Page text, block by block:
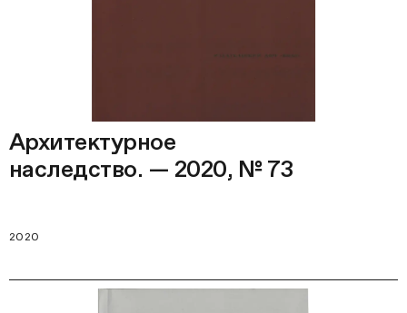
Архитектурное
наследство. — 2020, № 73
2020